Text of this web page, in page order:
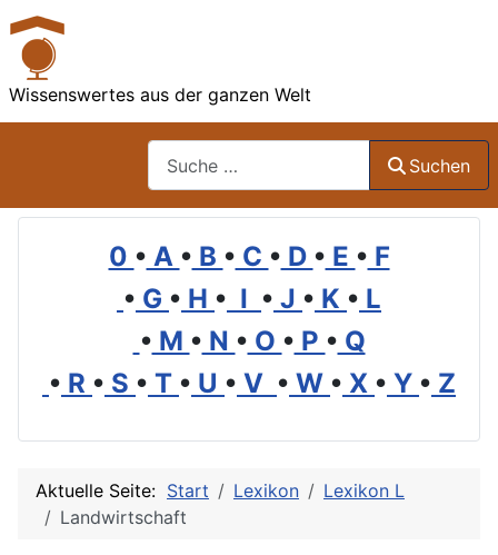
Wissenswertes aus der ganzen Welt
Suchen
0 • A • B • C • D • E • F
• G • H • I • J • K • L
• M • N • O • P • Q
• R • S • T • U • V • W • X • Y • Z
Aktuelle Seite: Start Lexikon
Lexikon L
Landwirtschaft